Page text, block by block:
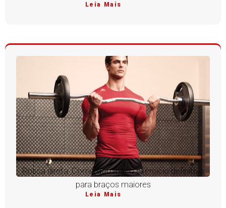
Leia Mais
Rosca direta: Como dominar o exercício definitivo
para braços maiores
Leia Mais